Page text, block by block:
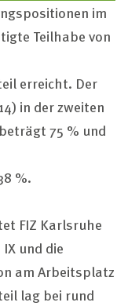
im
Teilhabe von
erreicht. Der
in der zweiten
75 % und
%.
FIZ Karlsruhe
und die
am Arbeitsplatz
lag bei rund